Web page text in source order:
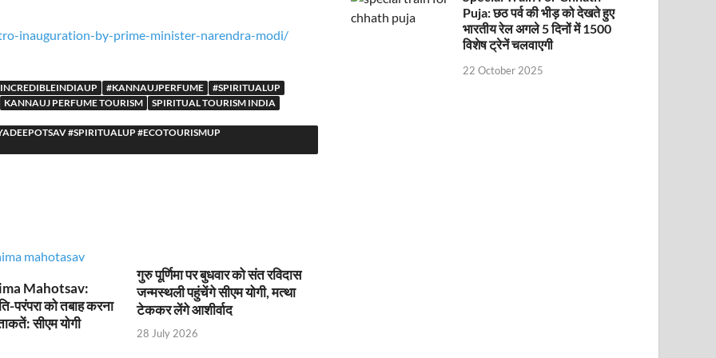
बार 26 जनवरी को फहराया गया तिरंगा
केशव प्रसाद मौर्य
ने दिए DIG के निलंबन के आदेश
के साथ की बैठक
उत्तराखण्ड” की झांकी
की शान, यूपी की झांकी में दिखेगी विरासत और विकास की एकजुट तस्वीर
पर कड़ी कार्रवाई-उप मुख्यमंत्री केशव प्रसाद मौर्य
लापरवाही पर कड़ी कार्रवाई-उप मुख्यमंत्री केशव प्रसाद मौर्य
दिल्ली में जुटेंगे देशभर के मनरेगा कार्यकर्ता
रोजगार का मार्ग
inauguration-by-prime-minister-narendra-modi/
#KANNAUJPERFUME
#SPIRITUALUP
KANNAUJ PERFUME TOURISM
SPIRITUAL TOURISM INDIA
#SPIRITUALUP #ECOTOURISMUP
Mahotsav:
परंपरा को तबाह करना
सीएम योगी
गुरु पूर्णिमा पर बुधवार को संत रविदास
जन्मस्थली पहुंचेंगे सीएम योगी, मत्था
टेककर लेंगे आशीर्वाद
28 July 2026
Puja: छठ पर्व की भीड़ को देखते हुए
भारतीय रेल अगले 5 दिनों में 1500
विशेष ट्रेनें चलवाएगी
22 October 2025